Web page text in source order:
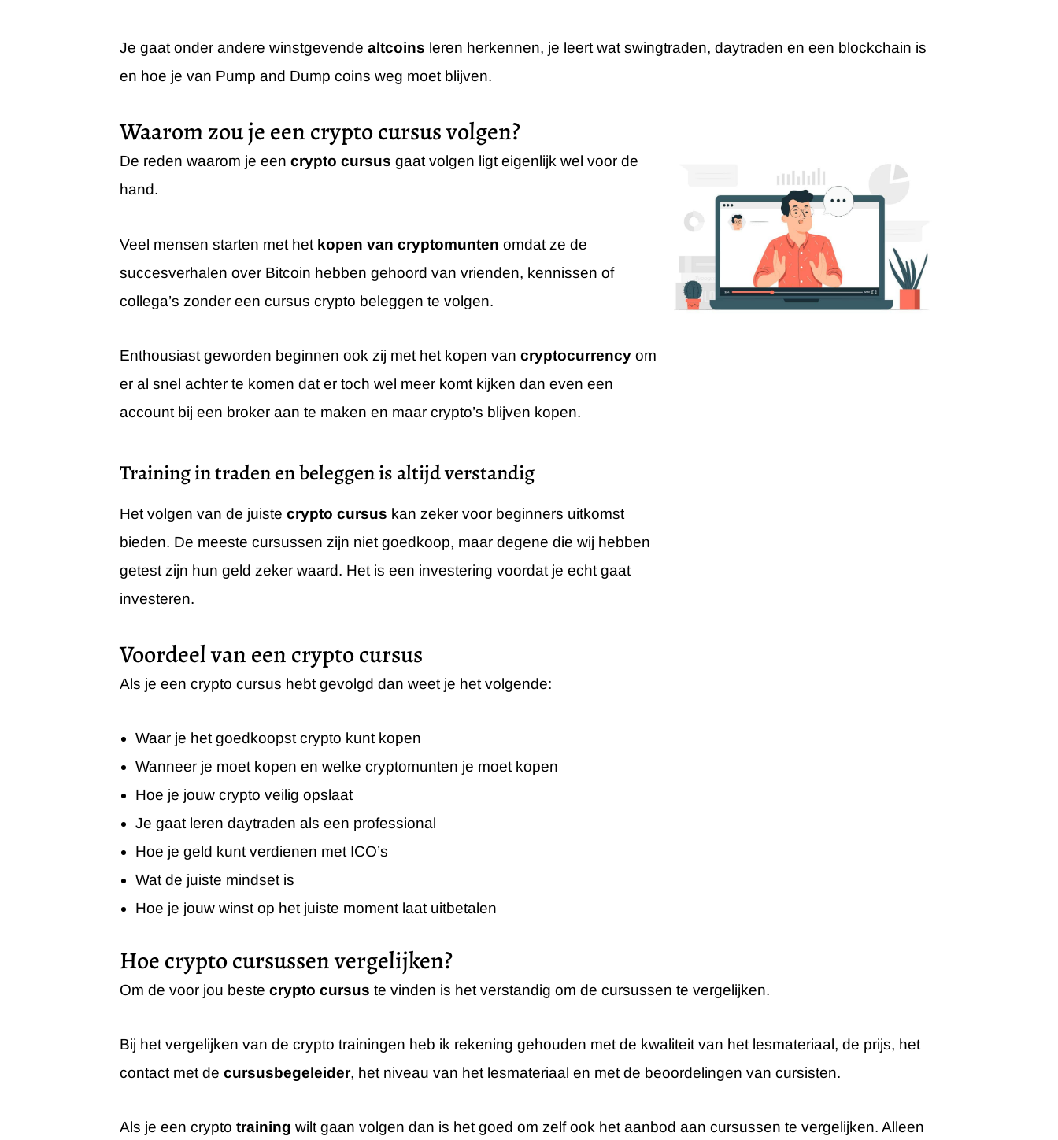
Je gaat onder andere winstgevende altcoins leren herkennen, je leert wat swingtraden, daytraden en een blockchain is
en hoe je van Pump and Dump coins weg moet blijven.
Waarom zou je een crypto cursus volgen?
De reden waarom je een crypto cursus gaat volgen ligt eigenlijk wel voor de
hand.
Veel mensen starten met het kopen van cryptomunten omdat ze de
succesverhalen over Bitcoin hebben gehoord van vrienden, kennissen of
collega’s zonder een cursus crypto beleggen te volgen.
Enthousiast geworden beginnen ook zij met het kopen van cryptocurrency om
er al snel achter te komen dat er toch wel meer komt kijken dan even een
account bij een broker aan te maken en maar crypto’s blijven kopen.
Training in traden en beleggen is altijd verstandig
Het volgen van de juiste crypto cursus kan zeker voor beginners uitkomst
bieden. De meeste cursussen zijn niet goedkoop, maar degene die wij hebben
getest zijn hun geld zeker waard. Het is een investering voordat je echt gaat
investeren.
Voordeel van een crypto cursus
Als je een crypto cursus hebt gevolgd dan weet je het volgende:
Waar je het goedkoopst crypto kunt kopen
Wanneer je moet kopen en welke cryptomunten je moet kopen
Hoe je jouw crypto veilig opslaat
Je gaat leren daytraden als een professional
Hoe je geld kunt verdienen met ICO’s
Wat de juiste mindset is
Hoe je jouw winst op het juiste moment laat uitbetalen
Hoe crypto cursussen vergelijken?
Om de voor jou beste crypto cursus te vinden is het verstandig om de cursussen te vergelijken.
Bij het vergelijken van de crypto trainingen heb ik rekening gehouden met de kwaliteit van het lesmateriaal, de prijs, het
contact met de cursusbegeleider, het niveau van het lesmateriaal en met de beoordelingen van cursisten.
Als je een crypto training wilt gaan volgen dan is het goed om zelf ook het aanbod aan cursussen te vergelijken. Alleen